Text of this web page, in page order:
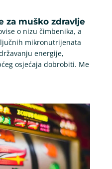
za muško zdravlje
o nizu čimbenika, a
mikronutrijenata
energije,
osjećaja dobrobiti. Me